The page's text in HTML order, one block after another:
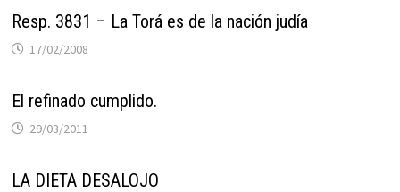
Resp. 3831 – La Torá es de la nación judía
17/02/2008
El refinado cumplido.
29/03/2011
LA DIETA DESALOJO